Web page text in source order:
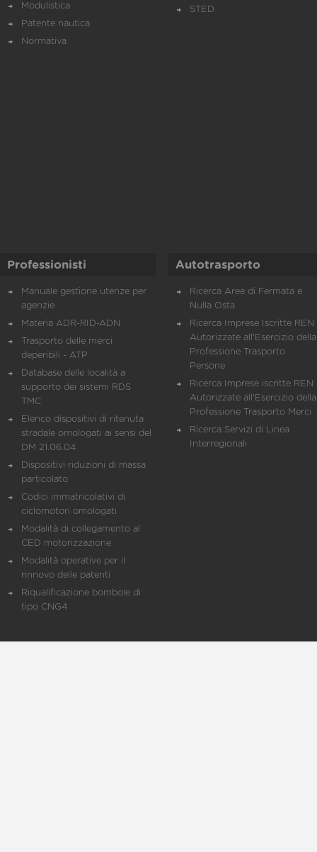
Modulistica
Patente nautica
Normativa
STED
Professionisti
Manuale gestione utenze per
agenzie
Materia ADR-RID-ADN
Trasporto delle merci
deperibili - ATP
Database delle località a
supporto dei sistemi RDS
TMC
Elenco dispositivi di ritenuta
stradale omologati ai sensi del
DM 21.06.04
Dispositivi riduzioni di massa
particolato
Codici immatricolativi di
ciclomotori omologati
Modalità di collegamento al
CED motorizzazione
Modalità operative per il
rinnovo delle patenti
Riqualificazione bombole di
tipo CNG4
Autotrasporto
Ricerca Aree di Fermata e
Nulla Osta
Ricerca Imprese Iscritte REN
Autorizzate all'Esercizio della
Professione Trasporto
Persone
Ricerca Imprese iscritte REN
Autorizzate all'Esercizio della
Professione Trasporto Merci
Ricerca Servizi di Linea
Interregionali